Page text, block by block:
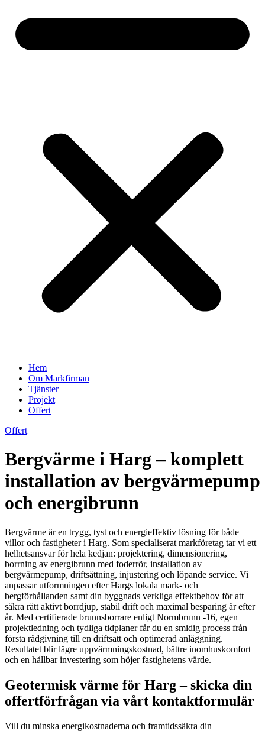
Hem
Om Markfirman
Tjänster
Projekt
Offert
Offert
Bergvärme i Harg – komplett
installation av bergvärmepump
och energibrunn
Bergvärme är en trygg, tyst och energieffektiv lösning för både
villor och fastigheter i Harg. Som specialiserat markföretag tar vi ett
helhetsansvar för hela kedjan: projektering, dimensionering,
borrning av energibrunn med foderrör, installation av
bergvärmepump, driftsättning, injustering och löpande service. Vi
anpassar utformningen efter Hargs lokala mark- och
bergförhållanden samt din byggnads verkliga effektbehov för att
säkra rätt aktivt borrdjup, stabil drift och maximal besparing år efter
år. Med certifierade brunnsborrare enligt Normbrunn -16, egen
projektledning och tydliga tidplaner får du en smidig process från
första rådgivning till en driftsatt och optimerad anläggning.
Resultatet blir lägre uppvärmningskostnad, bättre inomhuskomfort
och en hållbar investering som höjer fastighetens värde.
Geotermisk värme för Harg – skicka din
offertförfrågan via vårt kontaktformulär
Vill du minska energikostnaderna och framtidssäkra din